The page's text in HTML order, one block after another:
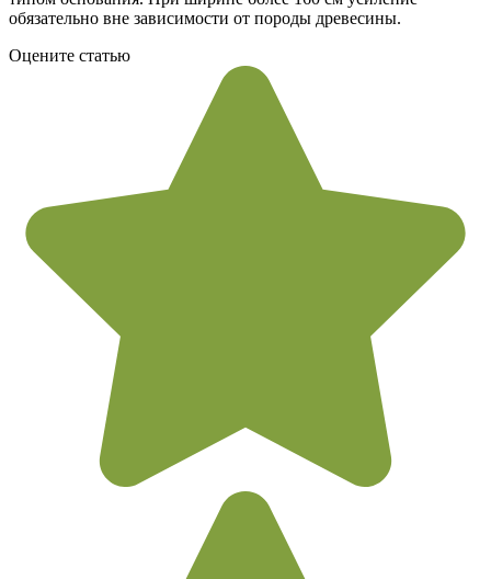
обязательно вне зависимости от породы древесины.
Оцените статью